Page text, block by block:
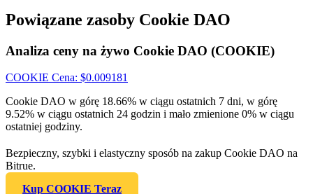
Powiązane zasoby Cookie DAO
Analiza ceny na żywo Cookie DAO (COOKIE)
COOKIE Cena: $0.009181
Cookie DAO w górę 18.66% w ciągu ostatnich 7 dni, w górę
9.52% w ciągu ostatnich 24 godzin i mało zmienione 0% w ciągu
ostatniej godziny.
Bezpieczny, szybki i elastyczny sposób na zakup Cookie DAO na
Bitrue.
Kup COOKIE Teraz